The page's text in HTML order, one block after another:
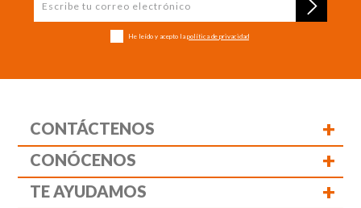
He leído y acepto la política de privacidad
CONTÁCTENOS +
CONÓCENOS +
TE AYUDAMOS +